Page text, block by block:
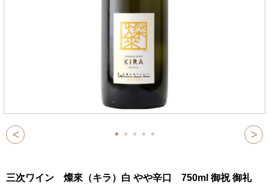
< >
三次ワイン 燦來（キラ）白 やや辛口 750ml 御祝 御礼